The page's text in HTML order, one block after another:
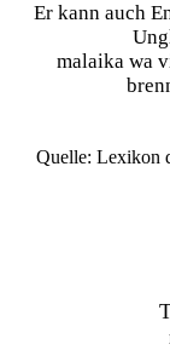
Er kann auch
malaika wa
Quelle: Lexikon